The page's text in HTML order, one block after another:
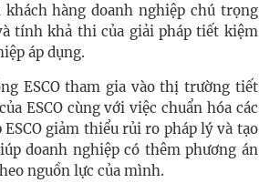
hàng doanh nghiệp chú trọng
tính khả thi của giải pháp tiết kiệm
áp dụng.
ESCO tham gia vào thị trường tiết
ESCO cùng với việc chuẩn hóa các
giảm thiểu rủi ro pháp lý và tạo
doanh nghiệp có thêm phương án
nguồn lực của mình.